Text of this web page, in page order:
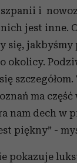
i
jest inne.
się,
okolicy.
ma część
nam dech w
piękny” -
pokazuje